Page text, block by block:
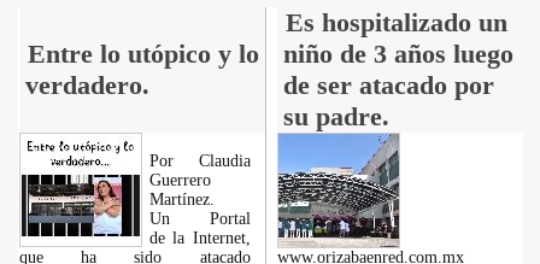
Entre lo utópico y lo
verdadero.
Es hospitalizado un
niño de 3 años luego
de ser atacado por
su padre.
Por Claudia
Guerrero
Martínez.
​Un Portal
de la Internet,
que ha sido atacado
www.orizabaenred.com.mx